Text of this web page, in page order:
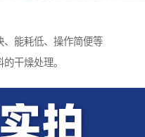
、能耗低、操作简便等
干燥处理。